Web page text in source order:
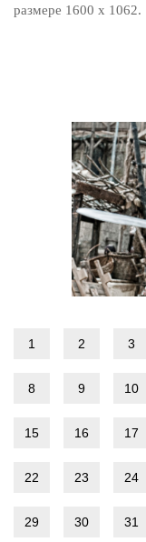
размере 1600 x 1062.
1 2 3
8 9 10
15 16 17
22 23 24
29 30 31